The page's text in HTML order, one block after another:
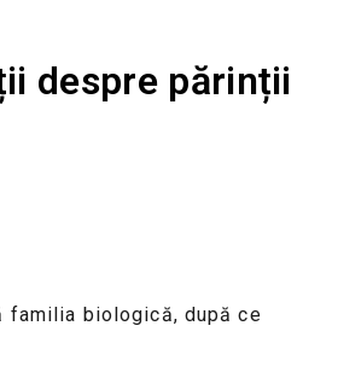
despre părinții
familia biologică, după ce